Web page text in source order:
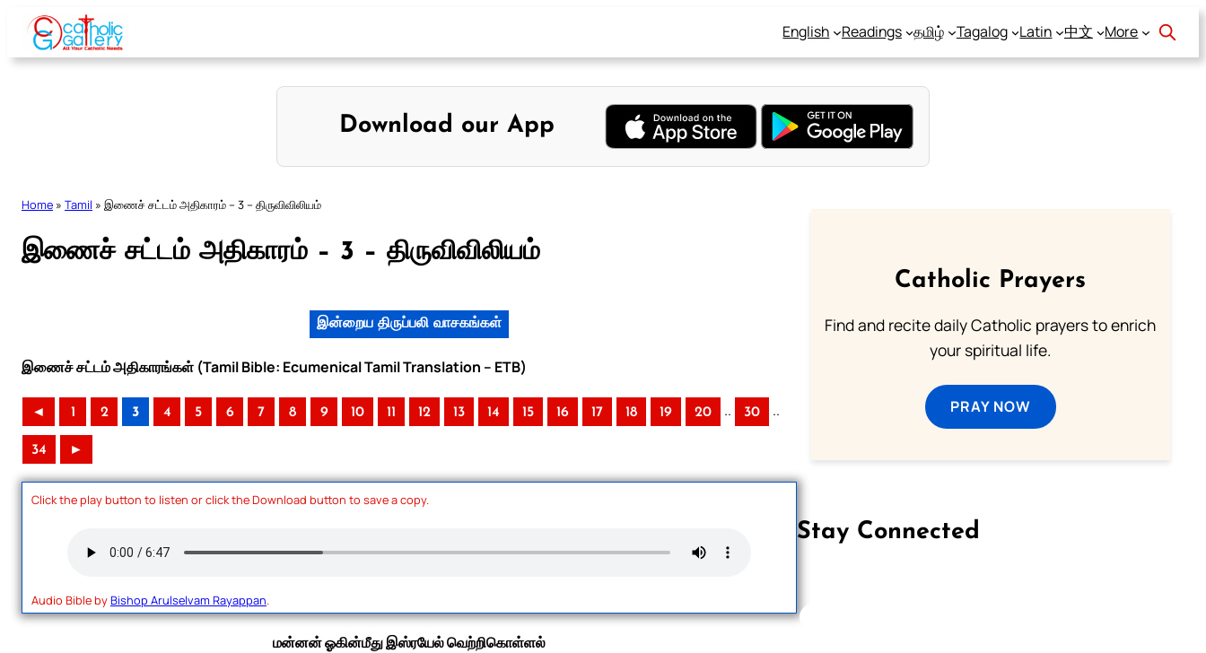
Skip
content
English Readings தமிழ் Tagalog Latin 中文 More
Download our App
Home » Tamil » இணைச் சட்டம் அதிகாரம் – 3 – திருவிவிலியம்
இணைச் சட்டம் அதிகாரம் – 3 – திருவிவிலியம்
இன்றைய திருப்பலி வாசகங்கள்
இணைச் சட்டம் அதிகாரங்கள் (Tamil Bible: Ecumenical Tamil Translation – ETB)
◄ 1 2 3 4 5 6 7 8 9 10 11 12 13 14 15 16 17 18 19 20 .. 30 ..
34 ►
Click the play button to listen or click the Download button to save a copy.
Audio Bible byBishop Arulselvam Rayappan.
மன்னன் ஓகின்மீது இஸ்ரயேல் வெற்றிகொள்ளல்
Catholic Prayers
Find and recite daily Catholic prayers to enrich
your spiritual life.
PRAY NOW
Stay Connected
Follow us on Facebook